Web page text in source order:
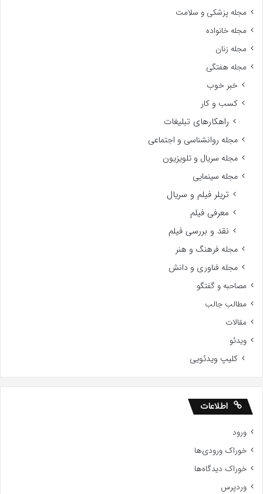
مجله پزشکی و سلامت
مجله خانواده
مجله زنان
مجله هفتگی
خبر خوب
کسب و کار
راهکارهای تبلیغات
مجله روانشناسی و اجتماعی
مجله سریال و تلویزیون
مجله سینمایی
تریلر فیلم و سریال
معرفی فیلم
نقد و بررسی فیلم
مجله فرهنگ و هنر
مجله فناوری و دانش
مصاحبه و گفتگو
مطالب جالب
مقالات
ویدئو
کلیپ ویدئویی
اطلاعات
ورود
خوراک ورودی‌ها
خوراک دیدگاه‌ها
وردپرس